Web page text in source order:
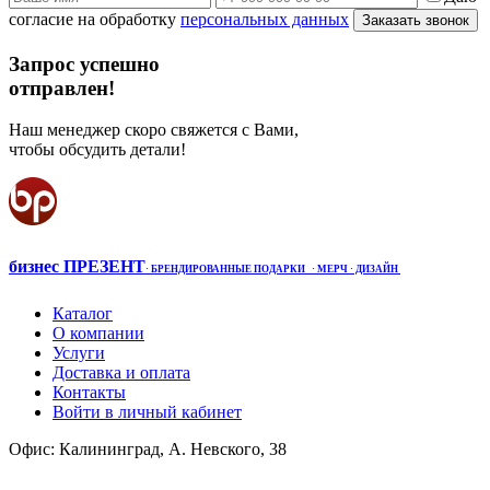
согласие на обработку персональных данных Заказать звонок
Запрос успешно
отправлен!
Наш менеджер скоро свяжется с Вами,
чтобы обсудить детали!
бизнес ПРЕЗЕНТ· БРЕНДИРОВАННЫЕ ПОДАРКИ · МЕРЧ · ДИЗАЙН
Каталог
О компании
Услуги
Доставка и оплата
Контакты
Войти в личный кабинет
Офис: Калининград, А. Невского, 38